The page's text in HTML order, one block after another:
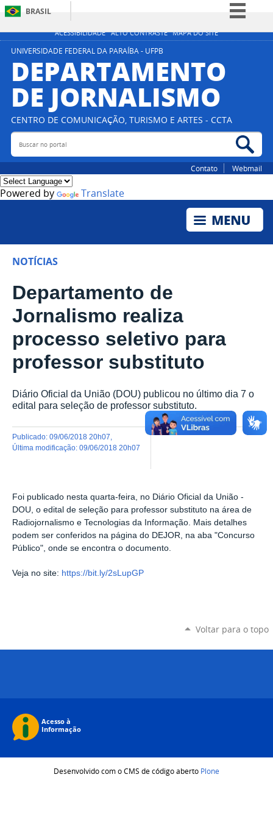
ACESSIBILIDADE ALTO CONTRASTE MAPA DO SITE
BRASIL
Simplifique!
Participe
Acesso à informação
Legislação
UNIVERSIDADE FEDERAL DA PARAÍBA - UFPB
DEPARTAMENTO
DE JORNALISMO
CENTRO DE COMUNICAÇÃO, TURISMO E ARTES - CCTA
Buscar no portal
Contato Webmail
Powered by Translate
NOTÍCIAS
Departamento de
Jornalismo realiza
processo seletivo para
professor substituto
Diário Oficial da União (DOU) publicou no último dia 7 o
edital para seleção de professor substituto.
publicado: 09/06/2018 20h07
última modificação: 09/06/2018 20h07
Foi publicado nesta quarta-feira, no Diário Oficial da União -
DOU, o edital de seleção para professor substituto na área de
Radiojornalismo e Tecnologias da Informação. Mais detalhes
podem ser conferidos na página do DEJOR, na aba "Concurso
Público", onde se encontra o documento.
Veja no site: https://bit.ly/2sLupGP
Voltar para o topo
Desenvolvido com o CMS de código aberto Plone